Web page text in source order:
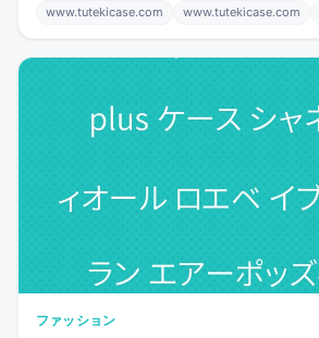
www.tutekicase.com www.tutekicase.com
ファッション